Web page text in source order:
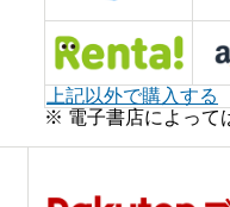
上記以外で購入する
※ 電子書店によって